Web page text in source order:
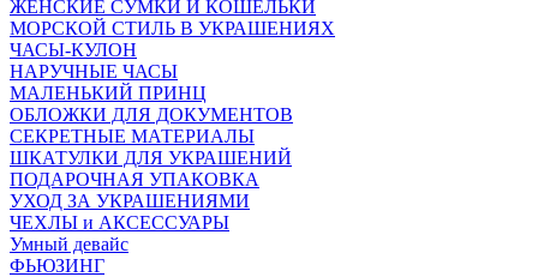
ЖЕНСКИЕ СУМКИ И КОШЕЛЬКИ
МОРСКОЙ СТИЛЬ В УКРАШЕНИЯХ
ЧАСЫ-КУЛОН
НАРУЧНЫЕ ЧАСЫ
МАЛЕНЬКИЙ ПРИНЦ
ОБЛОЖКИ ДЛЯ ДОКУМЕНТОВ
СЕКРЕТНЫЕ МАТЕРИАЛЫ
ШКАТУЛКИ ДЛЯ УКРАШЕНИЙ
ПОДАРОЧНАЯ УПАКОВКА
УХОД ЗА УКРАШЕНИЯМИ
ЧEХЛЫ и АКСЕССУАРЫ
Умный девайс
ФЬЮЗИНГ